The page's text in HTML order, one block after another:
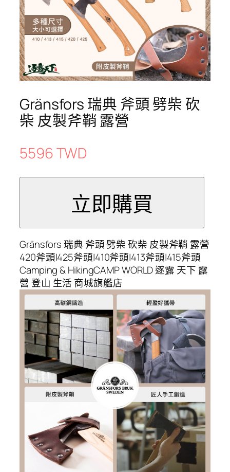
Gränsfors 瑞典 斧頭 劈柴 砍
柴 皮製斧鞘 露營
5596 TWD
Gränsfors 瑞典 斧頭 劈柴 砍柴 皮製斧鞘 露營
420斧頭|425斧頭|410斧頭|413斧頭|415斧頭
Camping & HikingCAMP WORLD 逐露 天下 露
營 登山 生活 商城旗艦店